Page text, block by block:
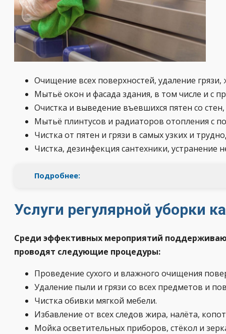
Очищение всех поверхностей, удаление грязи,
Мытьё окон и фасада здания, в том числе и с
Очистка и выведение въевшихся пятен со
Мытьё плинтусов и радиаторов отопления с
Чистка от пятен и грязи в самых узких и
Чистка, дезинфекция сантехники, устранение
Подробнее:
Услуги регулярной уборки
Среди эффективных мероприятий
проводят следующие процедуры:
Проведение сухого и влажного очищения
Удаление пыли и грязи со всех предметов и
Чистка обивки мягкой мебели.
Избавление от всех следов жира, налёта,
Мойка осветительных приборов, стёкол и